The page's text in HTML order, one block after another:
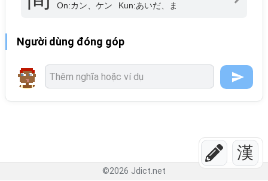
漢
On:カン、ケン Kun:あいだ、ま
Người dùng đóng góp
©2026 Jdict.net